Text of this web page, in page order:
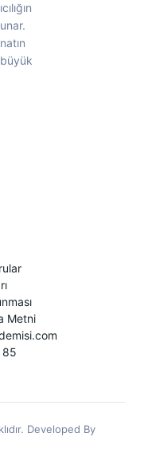
Metni
85
Developed By